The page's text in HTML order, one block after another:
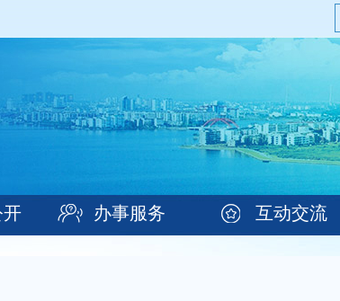
开 办事服务 互动交流